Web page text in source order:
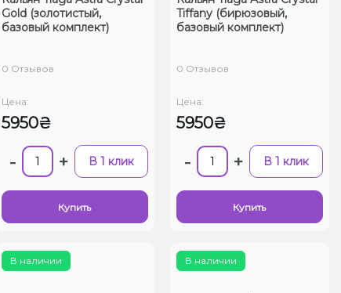
Gold (золотистый,
базовый комплект)
0 Отзывов
Цена:
5950₴
- + В 1 клик
Купить
Tiffany (бирюзовый,
базовый комплект)
0 Отзывов
Цена:
5950₴
- + В 1 клик
Купить
В наличии В наличии